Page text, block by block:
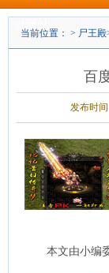
当前位置： > 尸王殿
百
发布时间
本文由小编